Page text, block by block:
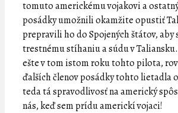
tomuto americkému vojakovi a
posádky umožnili okamžite opustiť
prepravili ho do Spojených štátov, aby
trestnému stíhaniu a súdu v
ešte v tom istom roku tohto pilota,
ďalších členov posádky tohto lietadla
teda tá spravodlivosť na americký
nás, keď sem prídu americkí vojaci!